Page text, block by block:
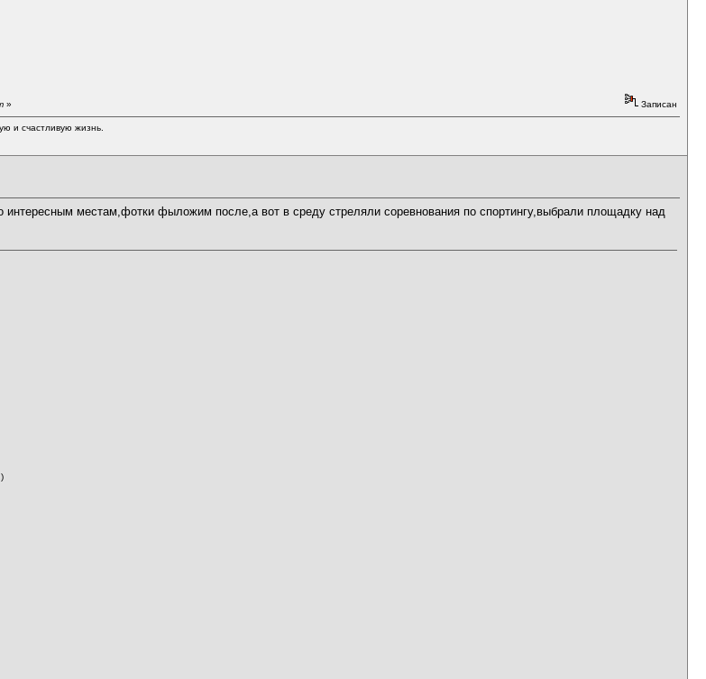
» Записан
и счастливую жизнь.
интересным местам,фотки фыложим после,а вот в среду стреляли соревнования по спортингу,выбрали площадку над